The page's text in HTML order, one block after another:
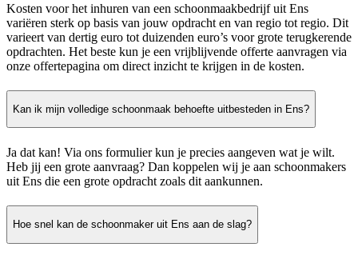
Kosten voor het inhuren van een schoonmaakbedrijf uit Ens
variëren sterk op basis van jouw opdracht en van regio tot regio. Dit
varieert van dertig euro tot duizenden euro’s voor grote terugkerende
opdrachten. Het beste kun je een vrijblijvende offerte aanvragen via
onze offertepagina om direct inzicht te krijgen in de kosten.
Kan ik mijn volledige schoonmaak behoefte uitbesteden in Ens?
Ja dat kan! Via ons formulier kun je precies aangeven wat je wilt.
Heb jij een grote aanvraag? Dan koppelen wij je aan schoonmakers
uit Ens die een grote opdracht zoals dit aankunnen.
Hoe snel kan de schoonmaker uit Ens aan de slag?